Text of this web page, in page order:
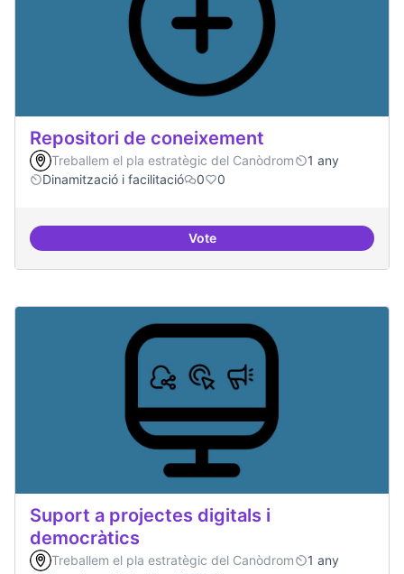
Repositori de coneixement
Treballem el pla estratègic del Canòdrom
1 any
Dinamització i facilitació
0 0
VoteRepositori de coneixement
Suport a projectes digitals i
democràtics
Treballem el pla estratègic del Canòdrom
1 any